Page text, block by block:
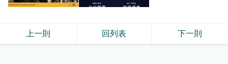
上一則 回列表 下一則